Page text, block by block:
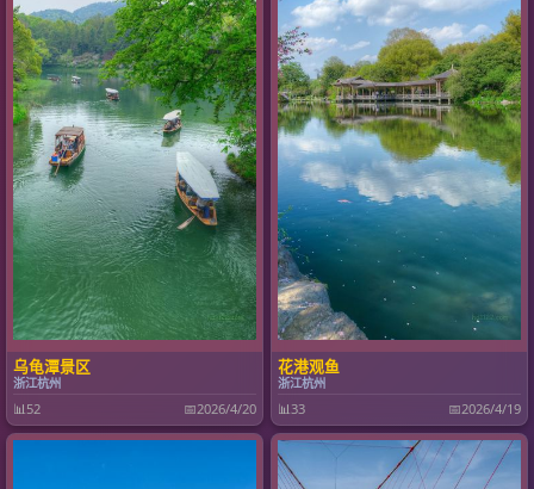
乌龟潭景区
浙江杭州
📊 52 📅2026/4/20
花港观鱼
浙江杭州
📊 33 📅2026/4/19